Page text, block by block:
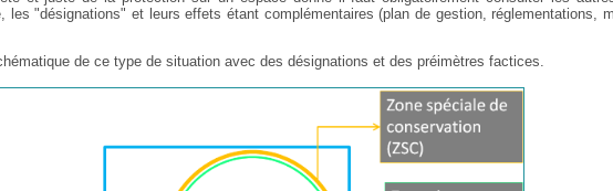
les "désignations" et leurs effets étant complémentaires (plan de gestion, réglementations,
de ce type de situation avec des désignations et des préimètres factices.